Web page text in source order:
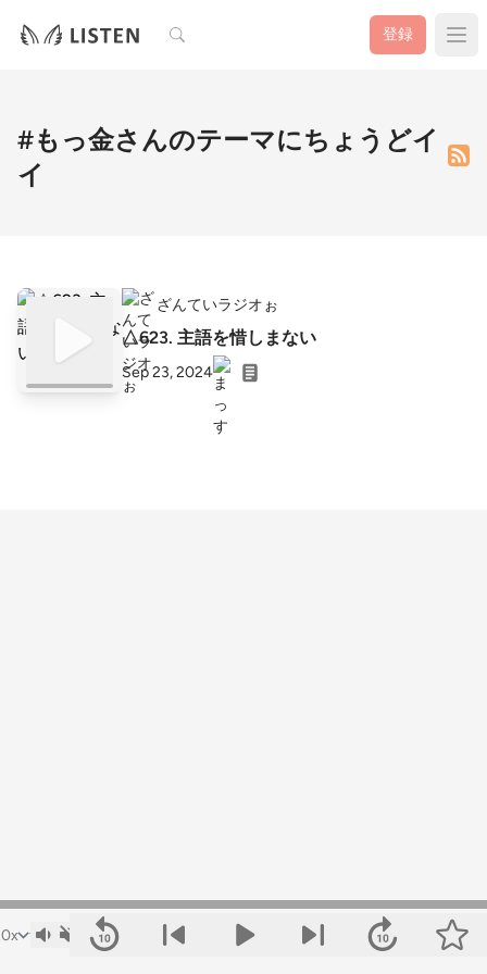
検索 登録
#もっ金さんのテーマにちょうどイ
イ
ざんていラジオぉ
△623. 主語を惜しまない
Sep 23, 2024